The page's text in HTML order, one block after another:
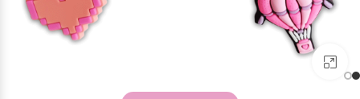
برای بزرگنمایی کلیک کنید